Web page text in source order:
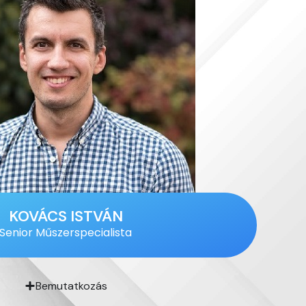
KOVÁCS ISTVÁN
Senior Műszerspecialista
Bemutatkozás